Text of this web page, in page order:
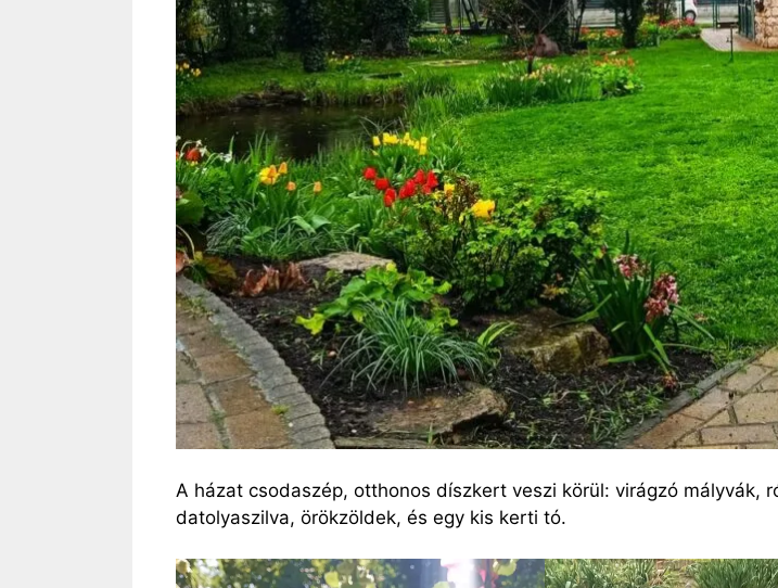
A házat csodaszép, otthonos díszkert veszi körül: virágzó mályvák,
datolyaszilva, örökzöldek, és egy kis kerti tó.